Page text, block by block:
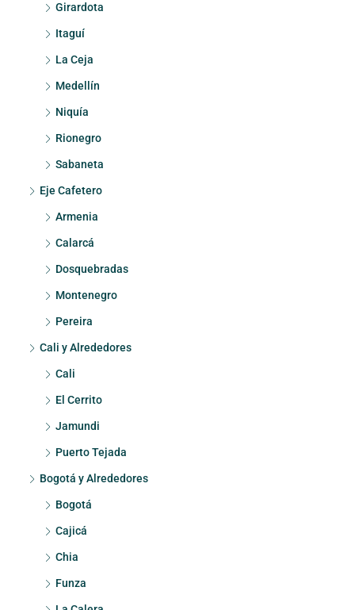
Girardota
Itaguí
La Ceja
Medellín
Niquía
Rionegro
Sabaneta
Eje Cafetero
Armenia
Calarcá
Dosquebradas
Montenegro
Pereira
Cali y Alrededores
Cali
El Cerrito
Jamundi
Puerto Tejada
Bogotá y Alrededores
Bogotá
Cajicá
Chia
Funza